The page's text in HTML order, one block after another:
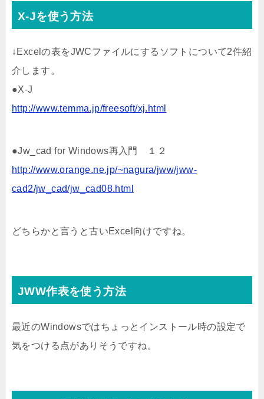
X-Jを使う方法
↓Excelの表をJWCファイルにするソフトについて2件紹
介します。
●X-J
http://www.temma.jp/freesoft/xj.html
●Jw_cad for Windows再入門 １２
http://www.orange.ne.jp/~nagura/jww/jww-
cad2/jw_cad/jw_cad08.html
どちらかと言うと古いExcel向けですね。
JWW作表を使う方法
最近のWindowsではちょっとインストール時の設定で
気をつける点がありそうですね。